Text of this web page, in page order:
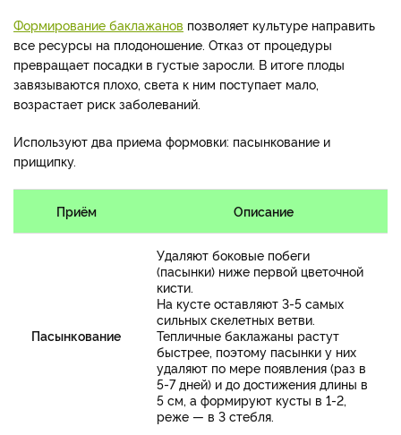
Формирование баклажанов позволяет культуре направить
все ресурсы на плодоношение. Отказ от процедуры
превращает посадки в густые заросли. В итоге плоды
завязываются плохо, света к ним поступает мало,
возрастает риск заболеваний.
Используют два приема формовки: пасынкование и
прищипку.
Приём Описание
Пасынкование
Удаляют боковые побеги
(пасынки) ниже первой цветочной
кисти.
На кусте оставляют 3-5 самых
сильных скелетных ветви.
Тепличные баклажаны растут
быстрее, поэтому пасынки у них
удаляют по мере появления (раз в
5-7 дней) и до достижения длины в
5 см, а формируют кусты в 1-2,
реже — в 3 стебля.